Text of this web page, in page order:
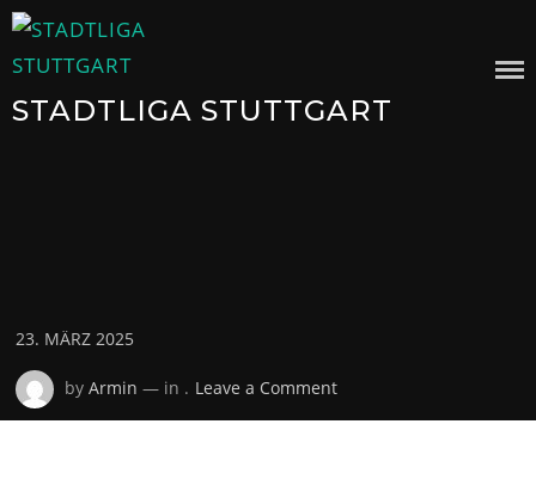
Skip
to
STADTLIGA STUTTGART
Posted
on
23. MÄRZ 2025
byArmin — in . Leave a Commenton